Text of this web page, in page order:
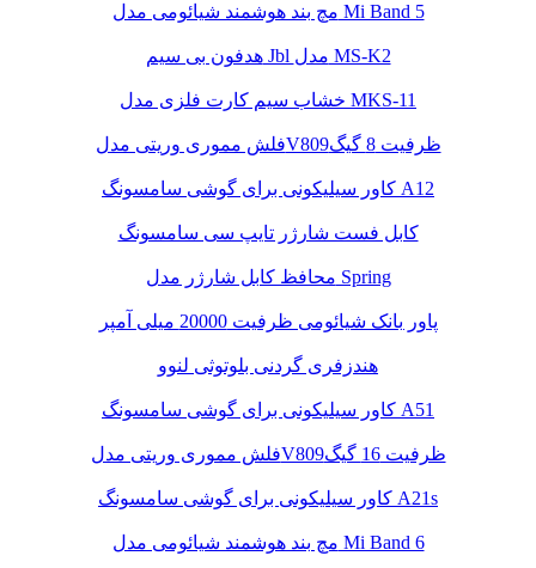
مچ بند هوشمند شیائومی مدل Mi Band 5
هدفون بی سیم Jbl مدل MS-K2
خشاب سیم کارت فلزی مدل MKS-11
فلش مموری وریتی مدلV809ظرفیت 8 گیگ
کاور سیلیکونی برای گوشی سامسونگ A12
کابل فست شارژر تایپ سی سامسونگ
محافظ کابل شارژر مدل Spring
پاور بانک شیائومی ظرفیت 20000 میلی آمپر
هندزفری گردنی بلوتوثی لنوو
کاور سیلیکونی برای گوشی سامسونگ A51
فلش مموری وریتی مدلV809ظرفیت 16 گیگ
کاور سیلیکونی برای گوشی سامسونگ A21s
مچ بند هوشمند شیائومی مدل Mi Band 6